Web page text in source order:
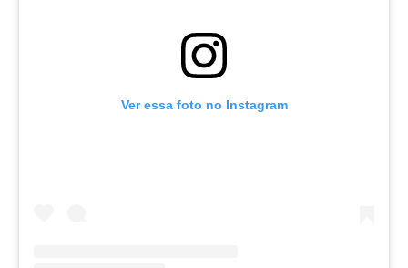
Ver essa foto no Instagram